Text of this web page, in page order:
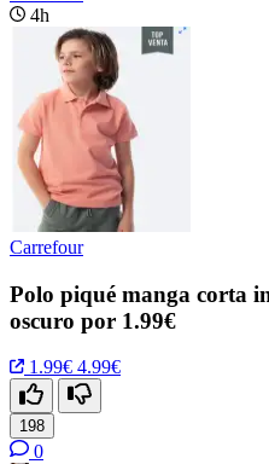
4h
Carrefour
Polo piqué manga corta
oscuro por 1.99€
1.99€ 4.99€
198
0